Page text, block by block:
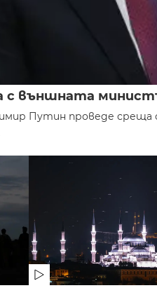
външната
Путин проведе среща